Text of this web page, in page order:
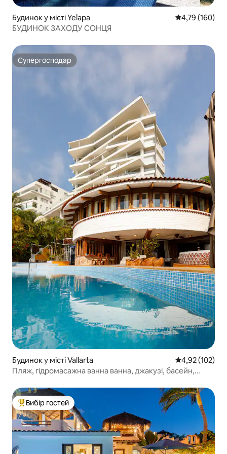
Будинок у місті Yelapa Середня
4,79 (160)
БУДИНОК ЗАХОДУ СОНЦЯ
Супергосподар
Супергосподар
Будинок у місті Vallarta Середня
4,92 (102)
Пляж, гідромасажна ванна ванна, джакузі, басейн,
Топ вибір гостей
Вибір гостей